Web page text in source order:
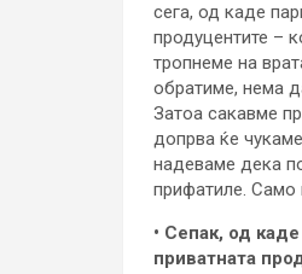
сега, од каде
продуцентите –
тропнеме на
обратиме, нема
Затоа сакавме
допрва ќе
надеваме дека
прифатиле. Само
• Сепак, од
приватната